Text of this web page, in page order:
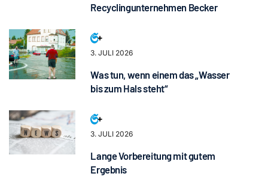
Recyclingunternehmen Becker
3. JULI 2026
Was tun, wenn einem das „Wasser
bis zum Hals steht“
3. JULI 2026
Lange Vorbereitung mit gutem
Ergebnis